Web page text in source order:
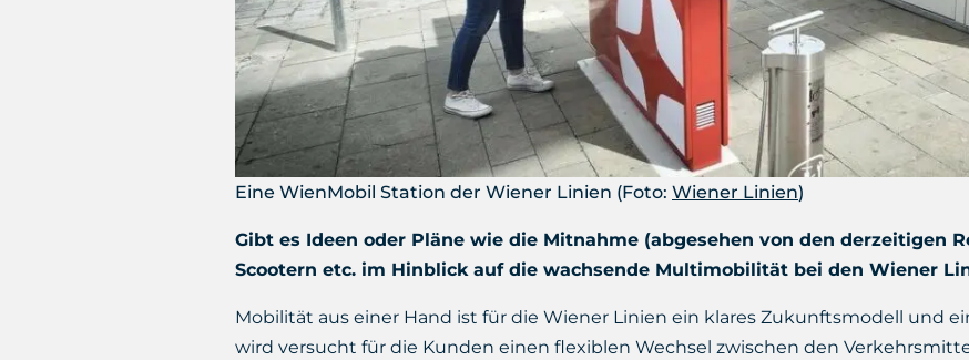
Eine WienMobil Station der Wiener Linien (Foto: Wiener Linien)
Gibt es Ideen oder Pläne wie die Mitnahme (abgesehen von den derzeitigen
Scootern etc. im Hinblick auf die wachsende Multimobilität bei den Wiener
Mobilität aus einer Hand ist für die Wiener Linien ein klares Zukunftsmodell und
wird versucht für die Kunden einen flexiblen Wechsel zwischen den